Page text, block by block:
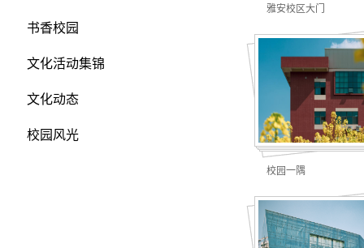
书香校园
文化活动集锦
文化动态
校园风光
雅安校区大门
校园一隅